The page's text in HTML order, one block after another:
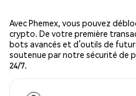
Avec Phemex, vous pouvez
crypto. De votre première
bots avancés et d’outils de
soutenue par notre sécurité de
24/7.